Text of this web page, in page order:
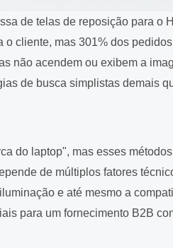
de telas de reposição para o
cliente, mas 301% dos
não acendem ou exibem a
de busca simplistas demais
do laptop", mas esses
de múltiplos fatores
e até mesmo a
para um fornecimento B2B